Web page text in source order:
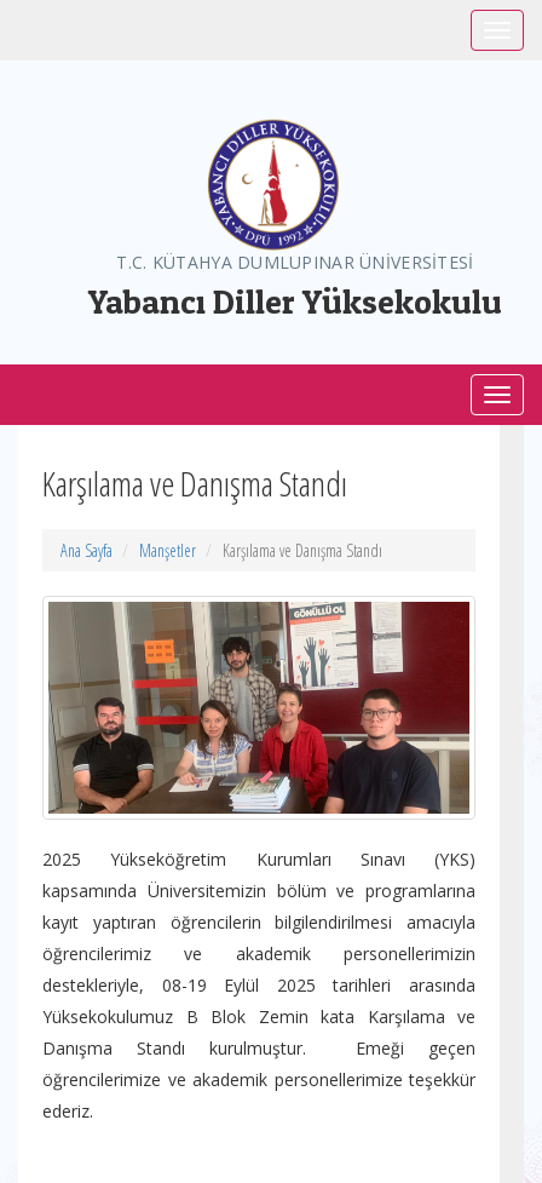
T.C. KÜTAHYA DUMLUPINAR ÜNİVERSİTESİ
Yabancı Diller Yüksekokulu
Karşılama ve Danışma Standı
Ana Sayfa Manşetler Karşılama ve Danışma Standı
2025 Yükseköğretim Kurumları Sınavı (YKS)
kapsamında Üniversitemizin bölüm ve programlarına
kayıt yaptıran öğrencilerin bilgilendirilmesi amacıyla
öğrencilerimiz ve akademik personellerimizin
destekleriyle, 08-19 Eylül 2025 tarihleri arasında
Yüksekokulumuz B Blok Zemin kata Karşılama ve
Danışma Standı kurulmuştur. Emeği geçen
öğrencilerimize ve akademik personellerimize teşekkür
ederiz.